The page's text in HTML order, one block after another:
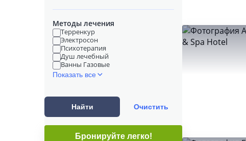
Методы лечения
Терренкур
Электросон
Психотерапия
Душ лечебный
Ванны Газовые
Показать все
Найти Очистить
Бронируйте легко!